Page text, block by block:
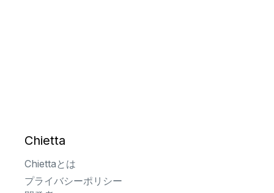
Chietta
Chiettaとは
プライバシーポリシー